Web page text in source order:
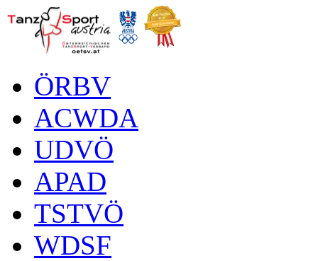
ÖRBV
ACWDA
UDVÖ
APAD
TSTVÖ
WDSF